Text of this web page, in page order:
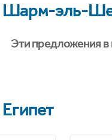
Шарм-эль-
Эти предложения
Египет